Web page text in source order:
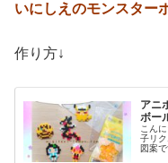
いにしえのモンスター
作り方↓
アニ
ボー
こん
子リ
図案